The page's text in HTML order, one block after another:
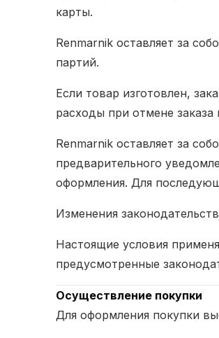
карты.
Renmarnik оставляет за
партий.
Если товар изготовлен,
расходы при отмене
Renmarnik оставляет за
предварительного
оформления. Для
Изменения
Настоящие условия
предусмотренные
Осуществление покупки
Для оформления покупки